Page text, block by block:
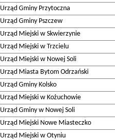
Urząd Gminy Przytoczna
Urząd Gminy Pszczew
Urząd Miejski w Skwierzynie
Urząd Miejski w Trzcielu
Urząd Miejski w Nowej Soli
Urząd Miasta Bytom Odrzański
Urząd Gminy Kolsko
Urząd Miejski w Kożuchowie
Urząd Gminy w Nowej Soli
Urząd Miejski Nowe Miasteczko
Urząd Miejski w Otyniu